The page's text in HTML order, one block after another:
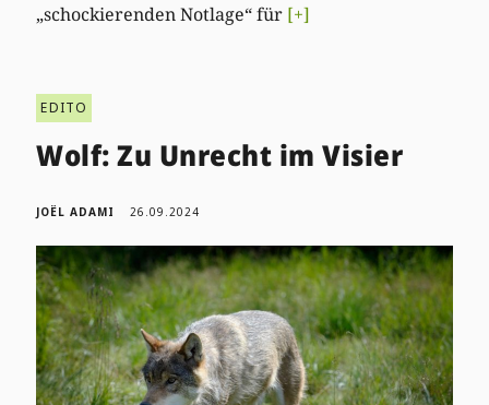
„schockierenden Notlage“ für [+]
EDITO
Wolf: Zu Unrecht im Visier
JOËL ADAMI 26.09.2024